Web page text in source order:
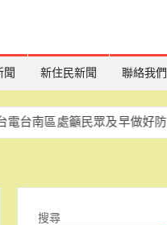
聞 新住民新聞 聯絡我們
民眾及早做好防颱準備
搜尋